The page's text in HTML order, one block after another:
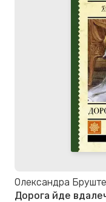
Олександра
Дорога йде